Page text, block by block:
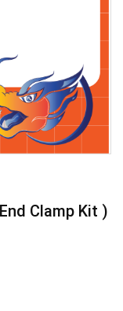
Clamp Kit )